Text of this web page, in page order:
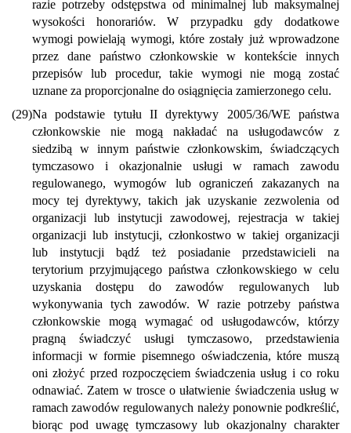
razie potrzeby odstępstwa od minimalnej lub maksymalnej
wysokości honorariów. W przypadku gdy dodatkowe
wymogi powielają wymogi, które zostały już wprowadzone
przez dane państwo członkowskie w kontekście innych
przepisów lub procedur, takie wymogi nie mogą zostać
uznane za proporcjonalne do osiągnięcia zamierzonego celu.
(29)Na podstawie tytułu II dyrektywy 2005/36/WE państwa
członkowskie nie mogą nakładać na usługodawców z
siedzibą w innym państwie członkowskim, świadczących
tymczasowo i okazjonalnie usługi w ramach zawodu
regulowanego, wymogów lub ograniczeń zakazanych na
mocy tej dyrektywy, takich jak uzyskanie zezwolenia od
organizacji lub instytucji zawodowej, rejestracja w takiej
organizacji lub instytucji, członkostwo w takiej organizacji
lub instytucji bądź też posiadanie przedstawicieli na
terytorium przyjmującego państwa członkowskiego w celu
uzyskania dostępu do zawodów regulowanych lub
wykonywania tych zawodów. W razie potrzeby państwa
członkowskie mogą wymagać od usługodawców, którzy
pragną świadczyć usługi tymczasowo, przedstawienia
informacji w formie pisemnego oświadczenia, które muszą
oni złożyć przed rozpoczęciem świadczenia usług i co roku
odnawiać. Zatem w trosce o ułatwienie świadczenia usług w
ramach zawodów regulowanych należy ponownie podkreślić,
biorąc pod uwagę tymczasowy lub okazjonalny charakter